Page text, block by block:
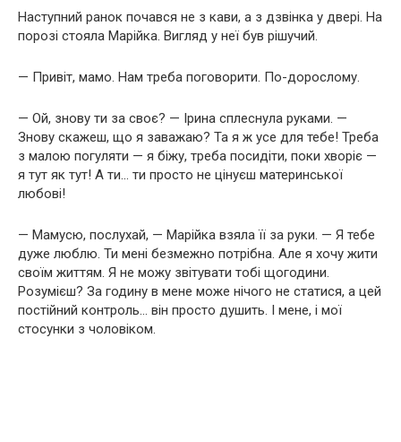
Наступний ранок почався не з кави, а з дзвінка у двері. На
порозі стояла Марійка. Вигляд у неї був рішучий.
— Привіт, мамо. Нам треба поговорити. По-дорослому.
— Ой, знову ти за своє? — Ірина сплеснула руками. —
Знову скажеш, що я заважаю? Та я ж усе для тебе! Треба
з малою погуляти — я біжу, треба посидіти, поки хворіє —
я тут як тут! А ти… ти просто не цінуєш материнської
любові!
— Мамусю, послухай, — Марійка взяла її за руки. — Я тебе
дуже люблю. Ти мені безмежно потрібна. Але я хочу жити
своїм життям. Я не можу звітувати тобі щогодини.
Розумієш? За годину в мене може нічого не статися, а цей
постійний контроль… він просто душить. І мене, і мої
стосунки з чоловіком.